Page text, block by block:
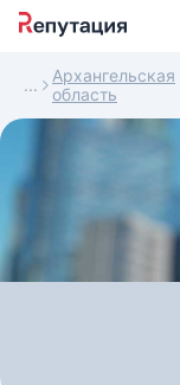
Архангельская
область